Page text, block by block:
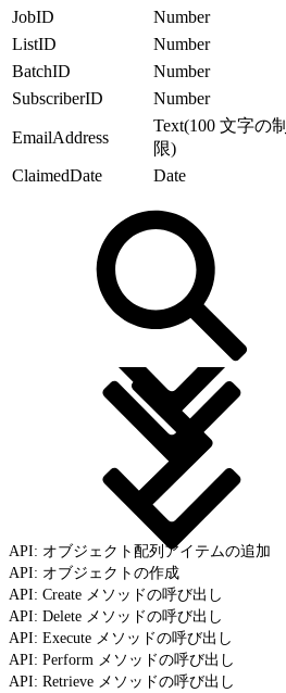
JobID Number
ListID
Number
BatchID
Number
SubscriberID
Number
EmailAddress
Text(100 文字の制
限)
ClaimedDate Date
API: オブジェクト配列アイテムの追加
API: オブジェクトの作成
API: Create メソッドの呼び出し
API: Delete メソッドの呼び出し
API: Execute メソッドの呼び出し
API: Perform メソッドの呼び出し
API: Retrieve メソッドの呼び出し